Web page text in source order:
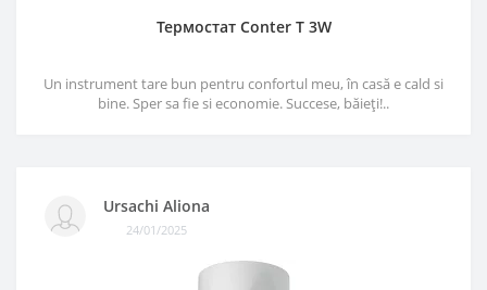
Термостат Conter T 3W
Un instrument tare bun pentru confortul meu, în casă e cald si
bine. Sper sa fie si economie. Succese, băieți!..
Ursachi Aliona
24/01/2025